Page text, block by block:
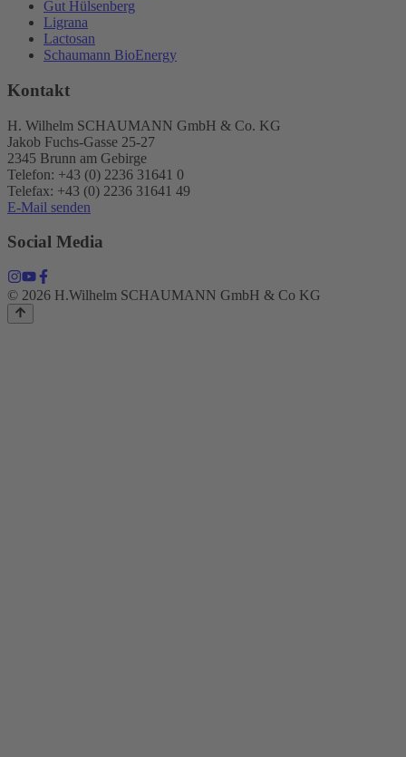
Gut Hülsenberg
Ligrana
Lactosan
Schaumann BioEnergy
Kontakt
H. Wilhelm SCHAUMANN GmbH & Co. KG
Jakob Fuchs-Gasse 25-27
2345 Brunn am Gebirge
Telefon: +43 (0) 2236 31641 0
Telefax: +43 (0) 2236 31641 49
E-Mail senden
Social Media
© 2026 H.Wilhelm SCHAUMANN GmbH & Co KG